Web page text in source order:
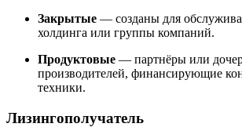
Закрытые — созданы для
холдинга или группы компаний.
Продуктовые — партнёры или
производителей, финансирующие
техники.
Лизингополучатель